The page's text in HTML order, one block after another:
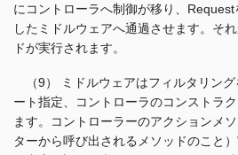
にコントローラへ制御が移り、
したミドルウェアへ通過させます。そ
ドが実行されます。
（9） ミドルウェアはフィルタリン
ート指定、コントローラのコンストラ
ます。コントローラーのアクションメ
ターから呼び出されるメソッドのこと